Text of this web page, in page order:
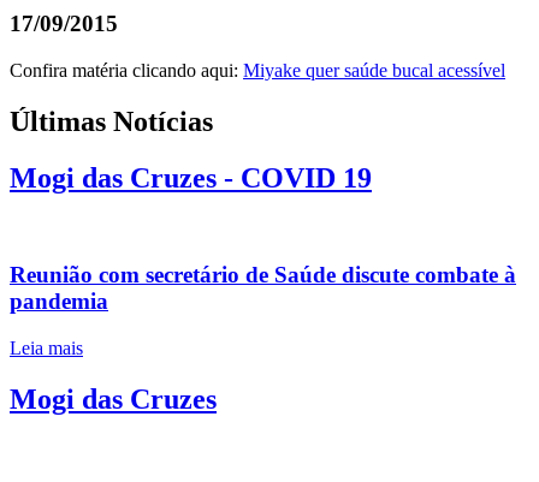
17/09/2015
Confira matéria clicando aqui: Miyake quer saúde bucal acessível
Últimas Notícias
Mogi das Cruzes - COVID 19
Reunião com secretário de Saúde discute combate à
pandemia
Leia mais
Mogi das Cruzes